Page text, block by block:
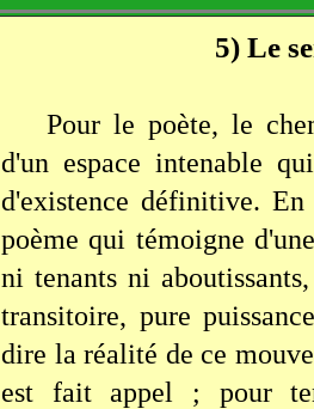
5) Le
Pour le poète, le
d'un espace intenable
d'existence définitive.
poème qui témoigne
ni tenants ni
transitoire, pure
dire la réalité de ce
est fait appel ; pour